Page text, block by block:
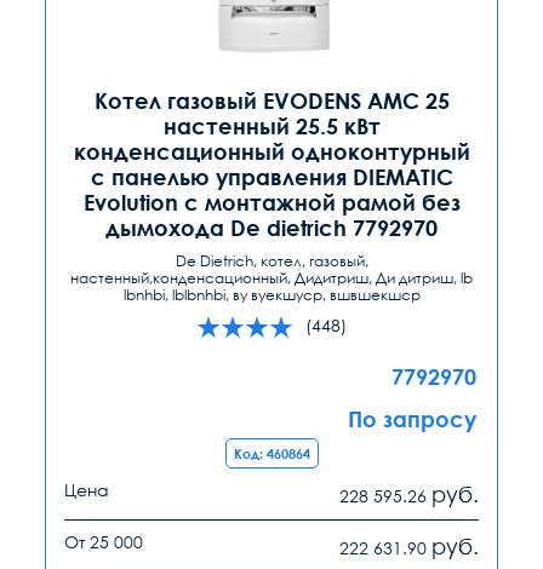
Котел газовый EVODENS AMC 25
настенный 25.5 кВт
конденсационный одноконтурный
с панелью управления DIEMATIC
Evolution с монтажной рамой без
дымохода De dietrich 7792970
De Dietrich, котел, газовый,
настенный,конденсационный, Дидитриш, Ди дитриш, lb
lbnhbi, lblbnhbi, ву вуекшуср, вшвшекшср
(448)
7792970
По запросу
Код: 460864
Цена 228 595.26 руб.
От 25 000 222 631.90 руб.